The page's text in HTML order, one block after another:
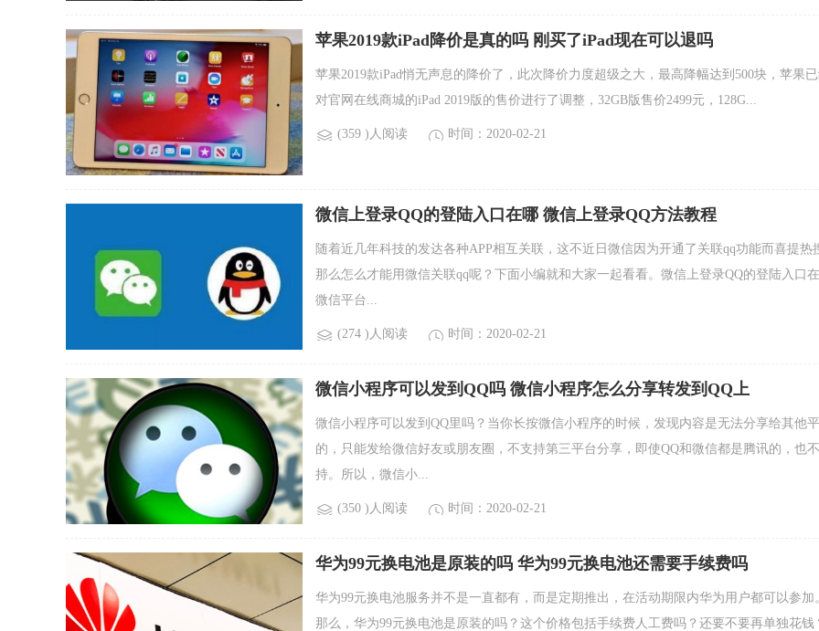
苹果2019款iPad降价是真的吗 刚买了iPad现在可以退吗
苹果2019款iPad悄无声息的降价了，此次降价力度超级之大，最高降幅达到500块，苹果
对官网在线商城的iPad 2019版的售价进行了调整，32GB版售价2499元，128G...
(359 )人阅读 时间：2020-02-21
微信上登录QQ的登陆入口在哪 微信上登录QQ方法教程
随着近几年科技的发达各种APP相互关联，这不近日微信因为开通了关联qq功能而喜提热
那么怎么才能用微信关联qq呢？下面小编就和大家一起看看。微信上登录QQ的登陆入口
微信平台...
(274 )人阅读 时间：2020-02-21
微信小程序可以发到QQ吗 微信小程序怎么分享转发到QQ上
微信小程序可以发到QQ里吗？当你长按微信小程序的时候，发现内容是无法分享给其他
的，只能发给微信好友或朋友圈，不支持第三平台分享，即使QQ和微信都是腾讯的，也
持。所以，微信小...
(350 )人阅读 时间：2020-02-21
华为99元换电池是原装的吗 华为99元换电池还需要手续费吗
华为99元换电池服务并不是一直都有，而是定期推出，在活动期限内华为用户都可以参加
那么，华为99元换电池是原装的吗？这个价格包括手续费人工费吗？还要不要再单独花钱